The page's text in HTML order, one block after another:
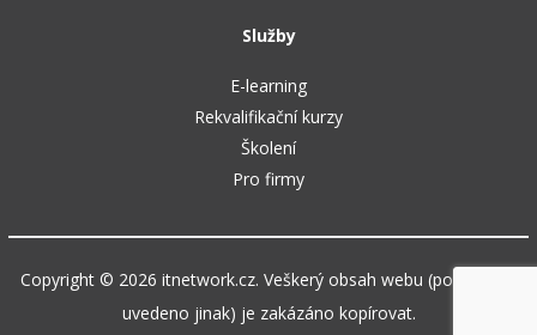
Služby
E-learning
Rekvalifikační kurzy
Školení
Pro firmy
Copyright © 2026 itnetwork.cz. Veškerý obsah webu (pokud není
uvedeno jinak) je zakázáno kopírovat.